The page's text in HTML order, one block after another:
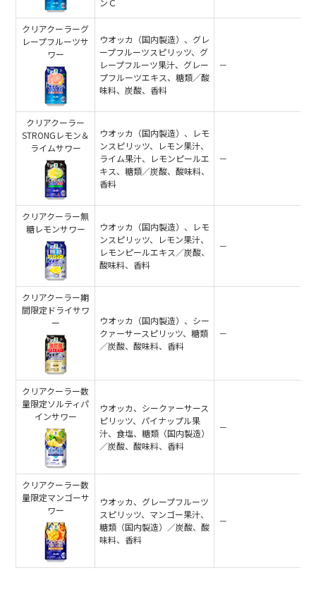
ンＣ
クリアクーラーグ
レープフルーツサ
ワー
ウオッカ（国内製造）、グレ
ープフルーツスピリッツ、グ
レープフルーツ果汁、グレー
プフルーツエキス、糖類／酸
味料、炭酸、香料
－
クリアクーラー
STRONGレモン＆
ライムサワー
ウオッカ（国内製造）、レモ
ンスピリッツ、レモン果汁、
ライム果汁、レモンピールエ
キス、糖類／炭酸、酸味料、
香料
－
クリアクーラー無
糖レモンサワー
ウオッカ（国内製造）、レモ
ンスピリッツ、レモン果汁、
レモンピールエキス／炭酸、
酸味料、香料
－
クリアクーラー期
間限定ドライサワ
ー
ウオッカ（国内製造）、シー
クァーサースピリッツ、糖類
／炭酸、酸味料、香料
－
クリアクーラー数
量限定ソルティパ
インサワー
ウオッカ、シークァーサース
ピリッツ、パイナップル果
汁、食塩、糖類（国内製造）
／炭酸、酸味料、香料
－
クリアクーラー数
量限定マンゴーサ
ワー
ウオッカ、グレープフルーツ
スピリッツ、マンゴー果汁、
糖類（国内製造）／炭酸、酸
味料、香料
－